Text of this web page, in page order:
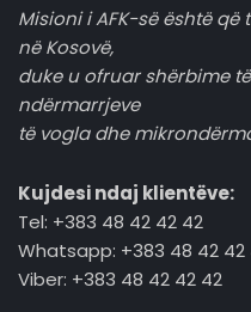
Misioni i AFK-së është
në Kosovë,
duke u ofruar shërbime
ndërmarrjeve
të vogla dhe
Kujdesi ndaj klientëve:
Tel: +383 48 42 42 42
Whatsapp: +383 48 42 42
Viber: +383 48 42 42 42